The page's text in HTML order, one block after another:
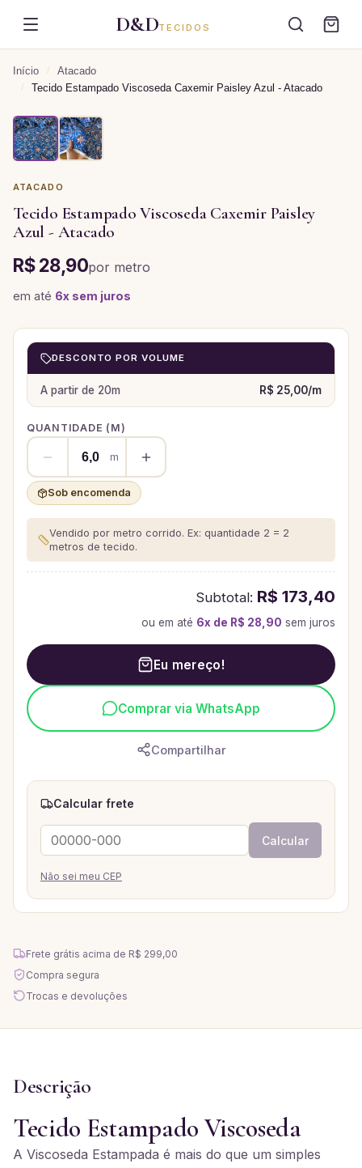
D&DTECIDOS
Início / Atacado
/ Tecido Estampado Viscoseda Caxemir Paisley Azul - Atacado
ATACADO
Tecido Estampado Viscoseda Caxemir Paisley
Azul - Atacado
R$ 28,90por metro
em até 6x sem juros
DESCONTO POR VOLUME
A partir de 20m R$ 25,00/m
QUANTIDADE ( M)
m
Sob encomenda
Vendido por metro corrido. Ex: quantidade 2 = 2
metros de tecido.
Subtotal: R$ 173,40
ou em até 6x de R$ 28,90 sem juros
Eu mereço!
Comprar via WhatsApp
Compartilhar
Calcular frete
Calcular
Não sei meu CEP
Frete grátis acima de R$ 299,00
Compra segura
Trocas e devoluções
Descrição
Tecido Estampado Viscoseda
A Viscoseda Estampada é mais do que um simples